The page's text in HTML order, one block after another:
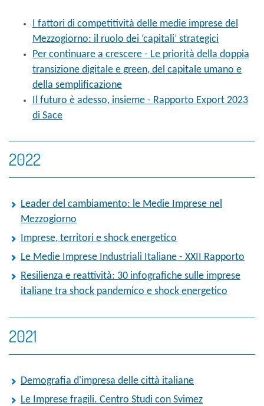
I fattori di competitività delle medie imprese del
Mezzogiorno: il ruolo dei ‘capitali’ strategici
Per continuare a crescere - Le priorità della doppia
transizione digitale e green, del capitale umano e
della semplificazione
Il futuro è adesso, insieme - Rapporto Export 2023
di Sace
2022
Leader del cambiamento: le Medie Imprese nel
Mezzogiorno
Imprese, territori e shock energetico
Le Medie Imprese Industriali Italiane - XXII Rapporto
Resilienza e reattività: 30 infografiche sulle imprese
italiane tra shock pandemico e shock energetico
2021
Demografia d'impresa delle città italiane
Le Imprese fragili. Centro Studi con Svimez